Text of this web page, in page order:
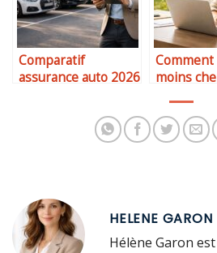
Comparatif
assurance auto 2026
moins
HELENE GARON
Hélène Garon